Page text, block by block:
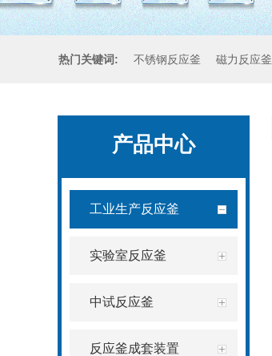
热门关键词: 不锈钢反应釜 磁力反应釜
产品中心
工业生产反应釜
实验室反应釜
中试反应釜
反应釜成套装置